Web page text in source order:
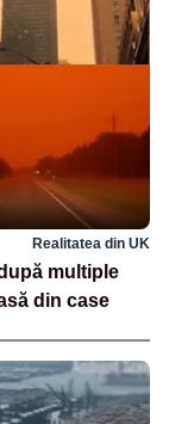
Realitatea din UK
multiple
din case